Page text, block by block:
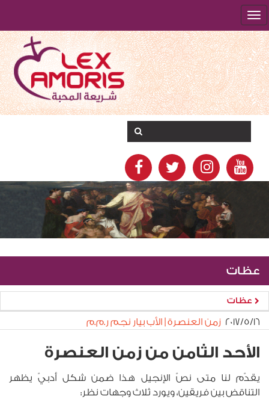
عظات
عظات
١٦‏/٥‏/٢٠١٧ زمن العنصرة | الأب بيار نجم ر.م.م
الأحد الثامن من زمن العنصرة
يقدّم لنا متى نصّ الإنجيل هذا ضمن شكل أدبيّ يظهر
التناقض بين فريقين، ويورد ثلاث وجهات نظر: